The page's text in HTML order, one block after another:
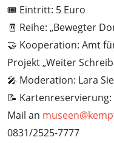
🎟️ Eintritt: 5 Euro
🧾 Reihe: „Bewegter
🤝 Kooperation: Amt
Projekt „Weiter
🎤 Moderation: Lara
📝
Mail an
0831/2525-7777